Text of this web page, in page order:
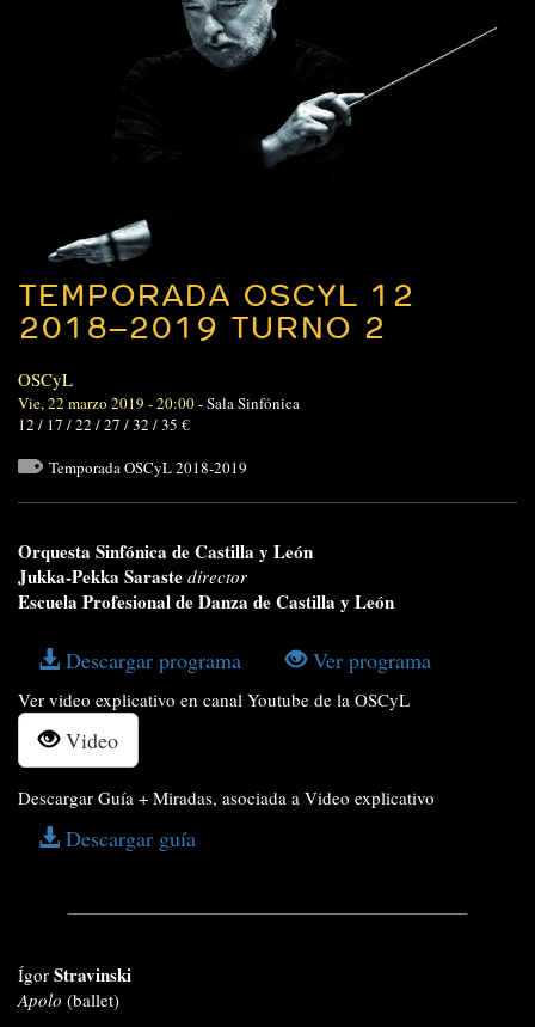
TEMPORADA OSCYL 12
2018–2019 TURNO 2
OSCyL
Vie, 22 marzo 2019 - 20:00-Sala Sinfónica
12 / 17 / 22 / 27 / 32 / 35 €
Temporada OSCyL 2018-2019
Orquesta Sinfónica de Castilla y León
Jukka-Pekka Saraste director
Escuela Profesional de Danza de Castilla y León
Descargar programa Ver programa
Ver video explicativo en canal Youtube de la OSCyL
Video
Descargar Guía + Miradas, asociada a Video explicativo
Descargar guía
Ígor Stravinski
Apolo (ballet)